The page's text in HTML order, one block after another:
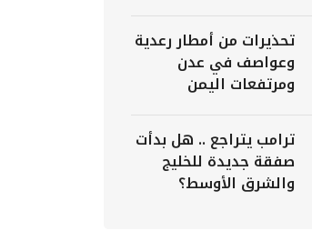
تحذيرات من أمطار رعدية
وعواصف في عدن
ومرتفعات اليمن
ترامب يتراجع .. هل بدأت
صفقة جديدة للخليج
والشرق الأوسط؟